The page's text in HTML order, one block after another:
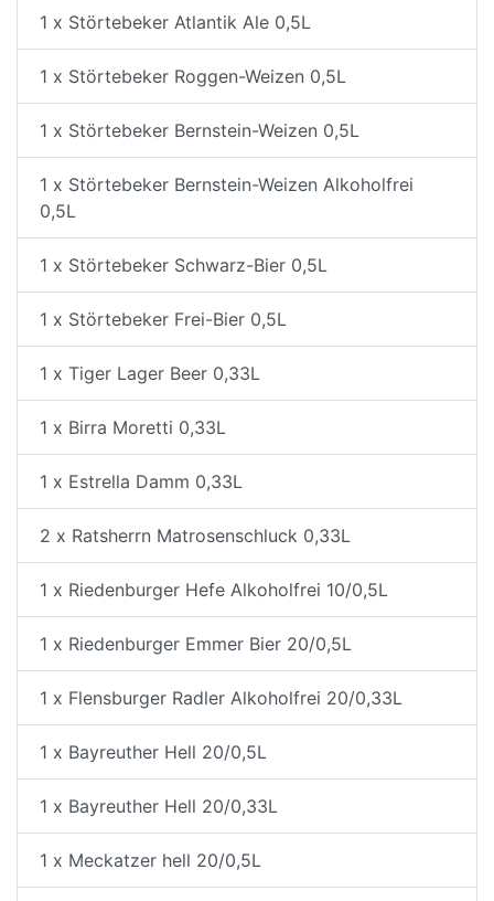
1 x Störtebeker Atlantik Ale 0,5L
1 x Störtebeker Roggen-Weizen 0,5L
1 x Störtebeker Bernstein-Weizen 0,5L
1 x Störtebeker Bernstein-Weizen Alkoholfrei
0,5L
1 x Störtebeker Schwarz-Bier 0,5L
1 x Störtebeker Frei-Bier 0,5L
1 x Tiger Lager Beer 0,33L
1 x Birra Moretti 0,33L
1 x Estrella Damm 0,33L
2 x Ratsherrn Matrosenschluck 0,33L
1 x Riedenburger Hefe Alkoholfrei 10/0,5L
1 x Riedenburger Emmer Bier 20/0,5L
1 x Flensburger Radler Alkoholfrei 20/0,33L
1 x Bayreuther Hell 20/0,5L
1 x Bayreuther Hell 20/0,33L
1 x Meckatzer hell 20/0,5L